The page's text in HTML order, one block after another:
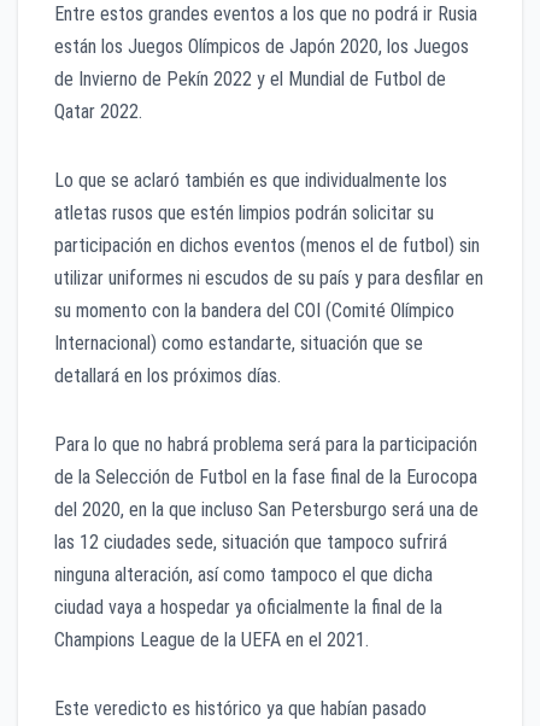
Entre estos grandes eventos a los que no podrá ir Rusia
están los Juegos Olímpicos de Japón 2020, los Juegos
de Invierno de Pekín 2022 y el Mundial de Futbol de
Qatar 2022.
Lo que se aclaró también es que individualmente los
atletas rusos que estén limpios podrán solicitar su
participación en dichos eventos (menos el de futbol) sin
utilizar uniformes ni escudos de su país y para desfilar en
su momento con la bandera del COI (Comité Olímpico
Internacional) como estandarte, situación que se
detallará en los próximos días.
Para lo que no habrá problema será para la participación
de la Selección de Futbol en la fase final de la Eurocopa
del 2020, en la que incluso San Petersburgo será una de
las 12 ciudades sede, situación que tampoco sufrirá
ninguna alteración, así como tampoco el que dicha
ciudad vaya a hospedar ya oficialmente la final de la
Champions League de la UEFA en el 2021.
Este veredicto es histórico ya que habían pasado